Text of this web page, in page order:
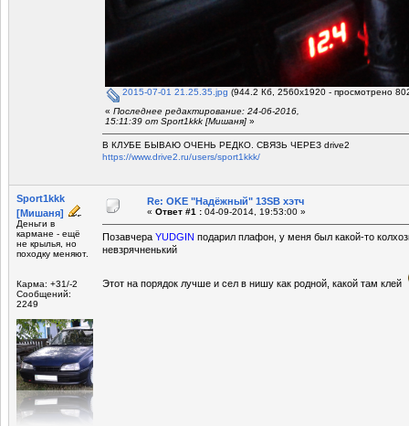
2015-07-01 21.25.35.jpg (944.2 Кб, 2560x1920 - просмотрено
« Последнее редактирование: 24-06-2016,
15:11:39 от Sport1kkk [Мишаня] »
В КЛУБЕ БЫВАЮ ОЧЕНЬ РЕДКО. СВЯЗЬ ЧЕРЕЗ drive2
https://www.drive2.ru/users/sport1kkk/
Sport1kkk
[Мишаня]
Деньги в
кармане - ещё
не крылья, но
походку меняют.
Карма: +31/-2
Сообщений:
2249
Re: OKE "Надёжный" 13SB хэтч
« Ответ #1 : 04-09-2014, 19:53:00 »
Позавчера YUDGIN подарил плафон, у меня был какой-то
невзрячненький
Этот на порядок лучше и сел в нишу как родной, какой там клей